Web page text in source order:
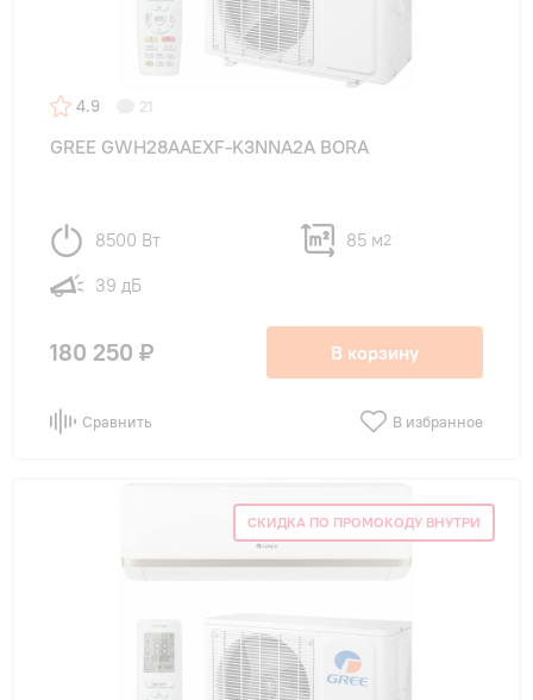
4.9 21
GREE GWH28AAEXF-K3NNA2A BORA
8500 Вт 85 м2
39 дБ
180 250 ₽ В корзину
Сравнить В избранное
СКИДКА ПО ПРОМОКОДУ ВНУТРИ